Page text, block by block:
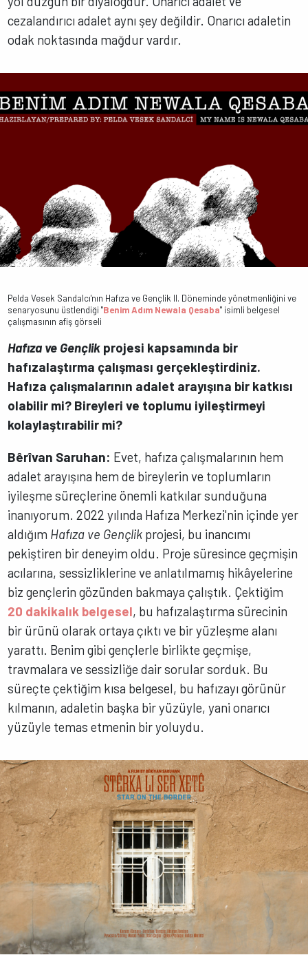
cezalandırıcı adalet aynı şey değildir. Onarıcı adaletin
odak noktasında mağdur vardır.
Pelda Vesek Sandalcı'nın Hafıza ve Gençlik II. Döneminde yönetmenliğini ve
senaryosunu üstlendiği "Benim Adım Newala Qesaba" isimli belgesel
çalışmasının afiş görseli
Hafıza ve Gençlik projesi kapsamında bir
hafızalaştırma çalışması gerçekleştirdiniz.
Hafıza çalışmalarının adalet arayışına bir katkısı
olabilir mi? Bireyleri ve toplumu iyileştirmeyi
kolaylaştırabilir mi?
Bêrîvan Saruhan: Evet, hafıza çalışmalarının hem
adalet arayışına hem de bireylerin ve toplumların
iyileşme süreçlerine önemli katkılar sunduğuna
inanıyorum. 2022 yılında Hafıza Merkezi'nin içinde yer
aldığım Hafıza ve Gençlik projesi, bu inancımı
pekiştiren bir deneyim oldu. Proje süresince geçmişin
acılarına, sessizliklerine ve anlatılmamış hikâyelerine
biz gençlerin gözünden bakmaya çalıştık. Çektiğim
20 dakikalık belgesel, bu hafızalaştırma sürecinin
bir ürünü olarak ortaya çıktı ve bir yüzleşme alanı
yarattı. Benim gibi gençlerle birlikte geçmişe,
travmalara ve sessizliğe dair sorular sorduk. Bu
süreçte çektiğim kısa belgesel, bu hafızayı görünür
kılmanın, adaletin başka bir yüzüyle, yani onarıcı
yüzüyle temas etmenin bir yoluydu.